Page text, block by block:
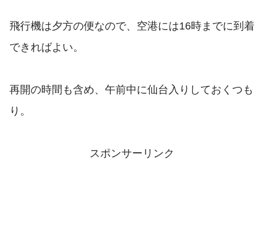
飛行機は夕方の便なので、空港には16時までに到着
できればよい。
再開の時間も含め、午前中に仙台入りしておくつも
り。
スポンサーリンク